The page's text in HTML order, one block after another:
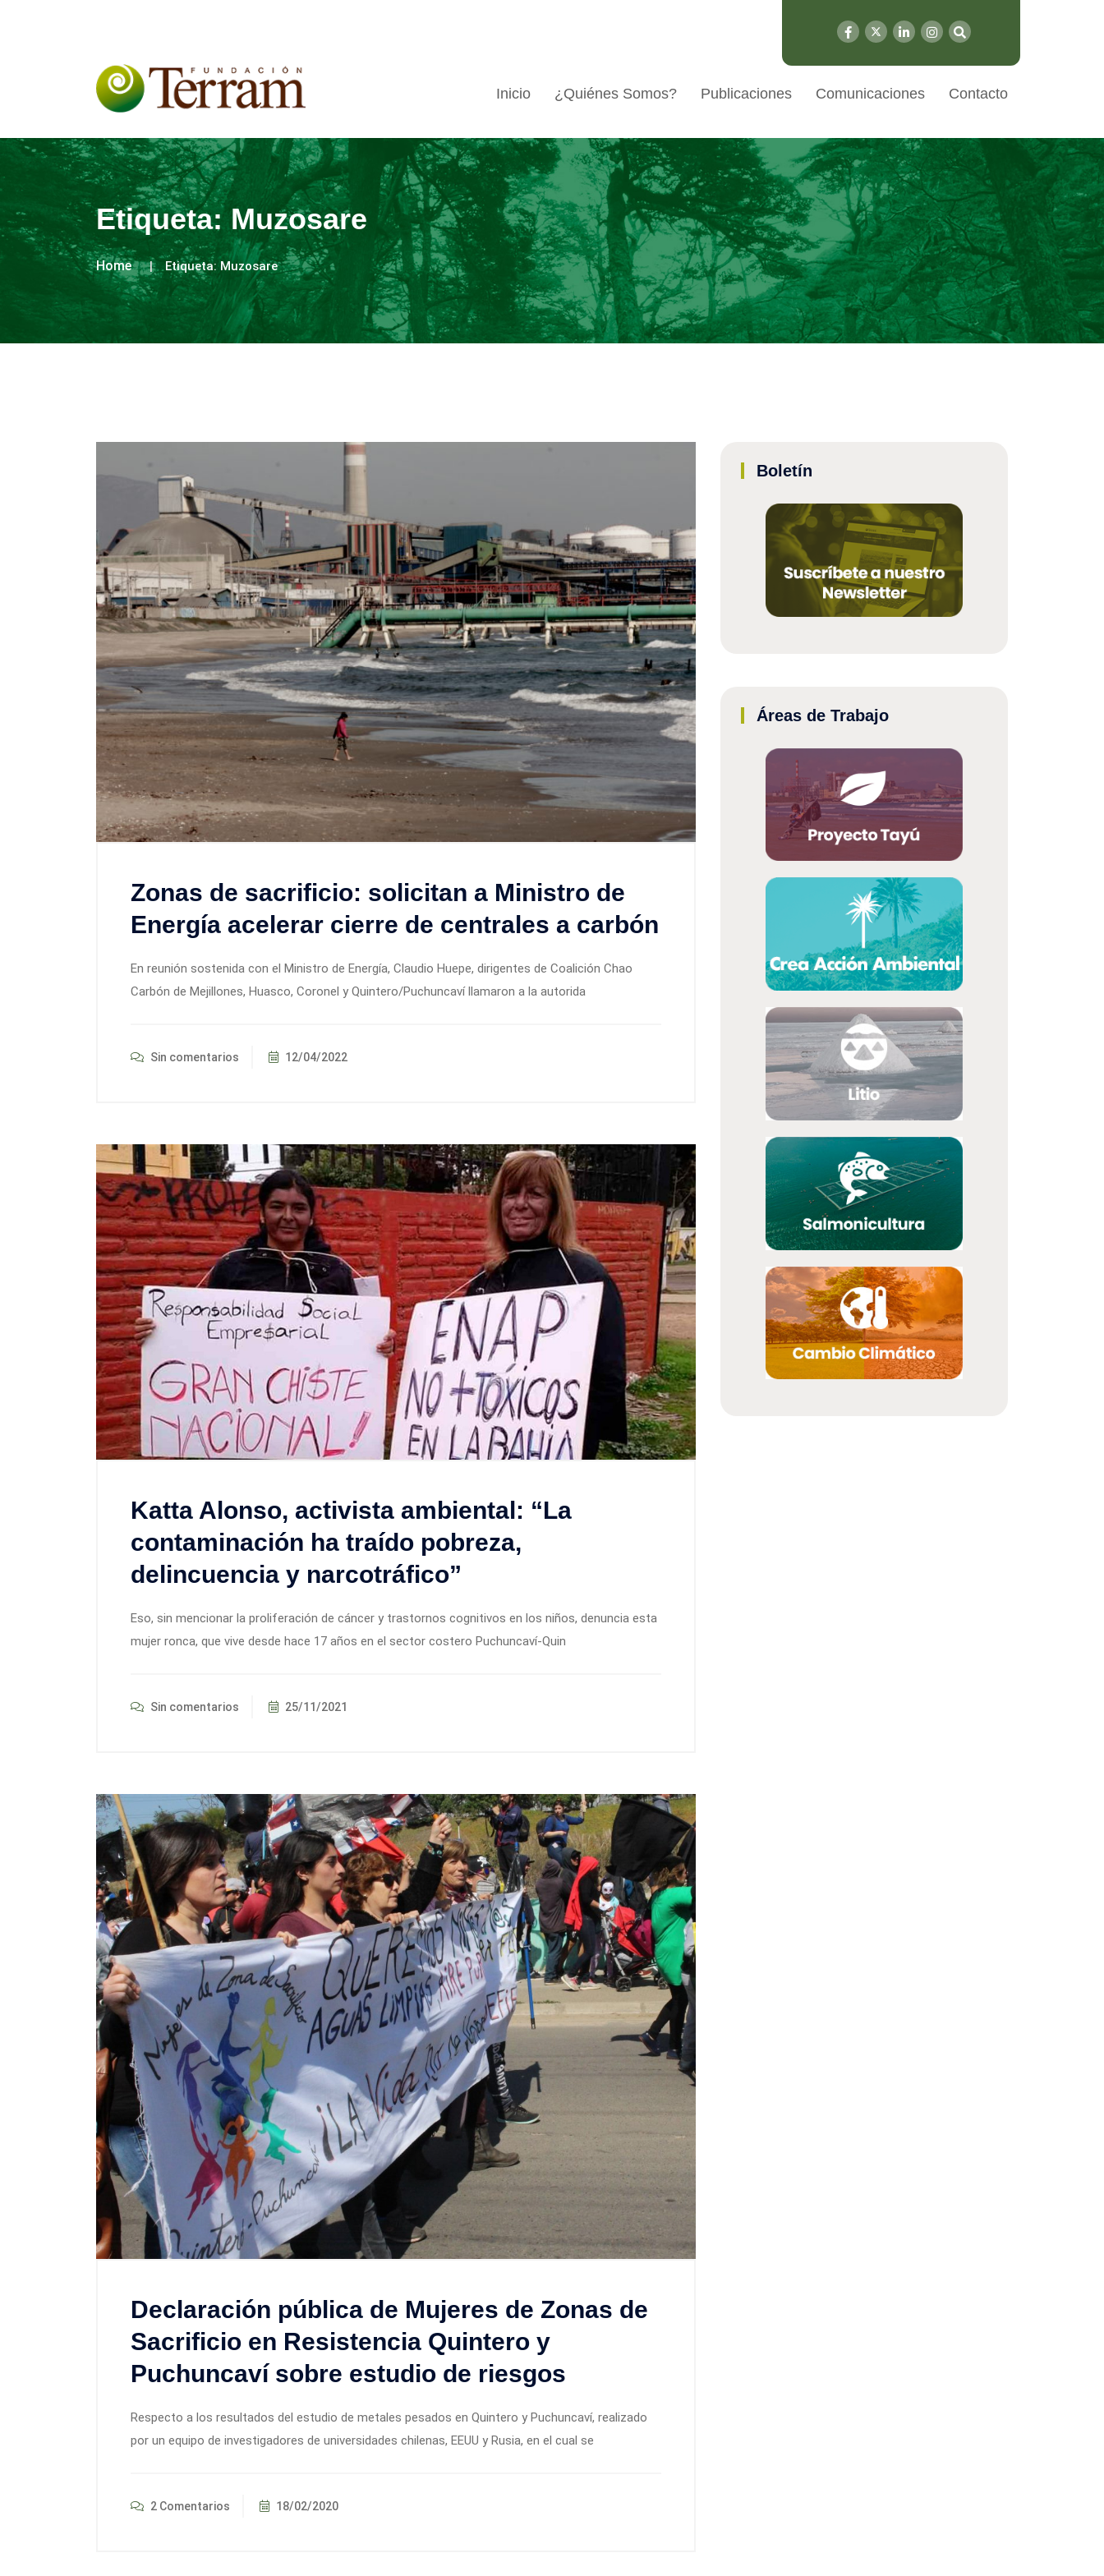
Inicio ¿Quiénes Somos? Publicaciones Comunicaciones Contacto
Etiqueta:Muzosare
Home Etiqueta:Muzosare
Zonas de sacrificio: solicitan a Ministro de
Energía acelerar cierre de centrales a carbón
En reunión sostenida con el Ministro de Energía, Claudio Huepe, dirigentes de Coalición Chao
Carbón de Mejillones, Huasco, Coronel y Quintero/Puchuncaví llamaron a la autorida
Sin comentarios 12/04/2022
Katta Alonso, activista ambiental: “La
contaminación ha traído pobreza,
delincuencia y narcotráfico”
Eso, sin mencionar la proliferación de cáncer y trastornos cognitivos en los niños, denuncia esta
mujer ronca, que vive desde hace 17 años en el sector costero Puchuncaví-Quin
Sin comentarios 25/11/2021
Declaración pública de Mujeres de Zonas de
Sacrificio en Resistencia Quintero y
Puchuncaví sobre estudio de riesgos
Respecto a los resultados del estudio de metales pesados en Quintero y Puchuncaví, realizado
por un equipo de investigadores de universidades chilenas, EEUU y Rusia, en el cual se
2 Comentarios 18/02/2020
Boletín
Áreas de Trabajo